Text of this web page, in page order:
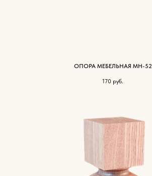
ОПОРА МЕБЕЛЬНАЯ МН-52
170 руб.